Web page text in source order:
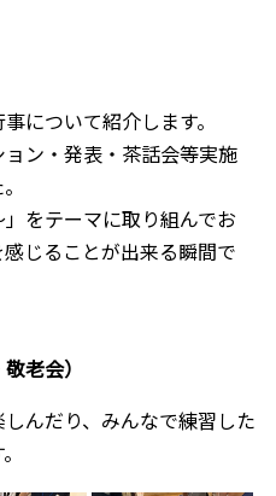
について紹介します。
ン・発表・茶話会等実施
」をテーマに取り組んでお
じることが出来る瞬間で
老会）
んだり、みんなで練習した